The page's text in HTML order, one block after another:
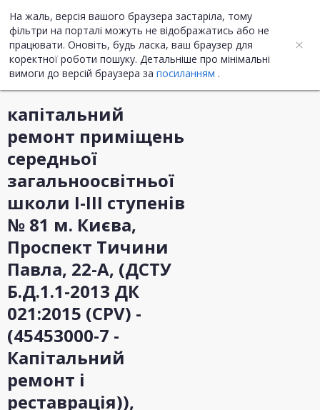
На жаль, версія вашого браузера застаріла, тому
фільтри на порталі можуть не відображатись або не
працювати. Оновіть, будь ласка, ваш браузер для
коректної роботи пошуку. Детальніше про мінімальні
вимоги до версій браузера за посиланням .
UA ENG
Інформація про закупівлю
капітальний
ремонт приміщень
середньої
загальноосвітньої
школи І-ІІІ ступенів
№ 81 м. Києва,
Проспект Тичини
Павла, 22-А, (ДСТУ
Б.Д.1.1-2013 ДК
021:2015 (CPV) -
(45453000-7 -
Капітальний
ремонт і
реставрація)),